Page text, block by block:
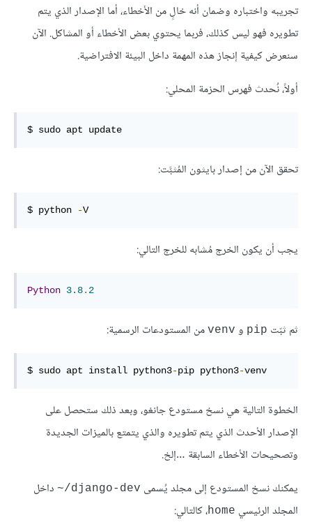
تجريبه واختباره وضمان أنه خالٍ من الأخطاء، أما الإصدار الذي يتم
تطويره فهو ليس كذلك، فربما يحتوي بعض الأخطاء أو المشاكل. الآن
سنعرض كيفية إنجاز هذه المهمة داخل البيئة الافتراضية.
أولاً، نُحدث فهرس الحزمة المحلي:
$ sudo apt update
تحقق الآن من إصدار بايثون المُثبَّت:
$ python -V
يجب أن يكون الخرج مُشابه للخرج التالي:
Python 3.8. 2
ثم ثبّت pip و venv من المستودعات الرسمية:
$ sudo apt install python3-pip python3-venv
الخطوة التالية هي نسخ مستودع جانغو، وبعد ذلك ستحصل على
الإصدار الأحدث الذي يتم تطويره والذي يتمتع بالميزات الجديدة
وتصحيحات الأخطاء السابقة …إلخ.
يمكنك نسخ المستودع إلى مجلد يُسمى ‎~/django-dev داخل
المجلد الرئيسي home، كالتالي: